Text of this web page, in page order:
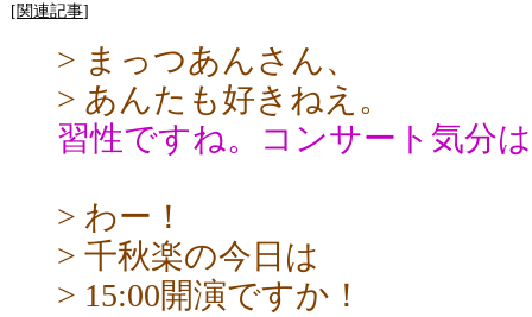
[関連記事]
> まっつあんさん、
> あんたも好きねえ。
習性ですね。コンサート気分
> わー！
> 千秋楽の今日は
> 15:00開演ですか！